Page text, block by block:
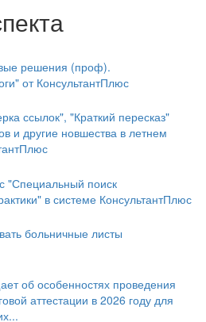
решения (проф).
от КонсультантПлюс
ссылок", "Краткий пересказ"
и другие новшества в летнем
"Специальный поиск
в системе КонсультантПлюс
больничные листы
об особенностях проведения
аттестации в 2026 году для